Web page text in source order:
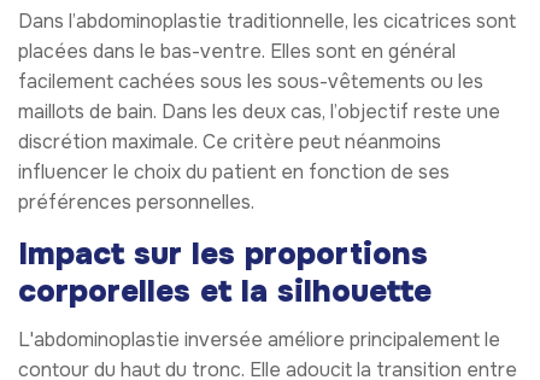
Dans l’abdominoplastie traditionnelle, les cicatrices sont
placées dans le bas-ventre. Elles sont en général
facilement cachées sous les sous-vêtements ou les
maillots de bain. Dans les deux cas, l’objectif reste une
discrétion maximale. Ce critère peut néanmoins
influencer le choix du patient en fonction de ses
préférences personnelles.
Impact sur les proportions
corporelles et la silhouette
L'abdominoplastie inversée améliore principalement le
contour du haut du tronc. Elle adoucit la transition entre